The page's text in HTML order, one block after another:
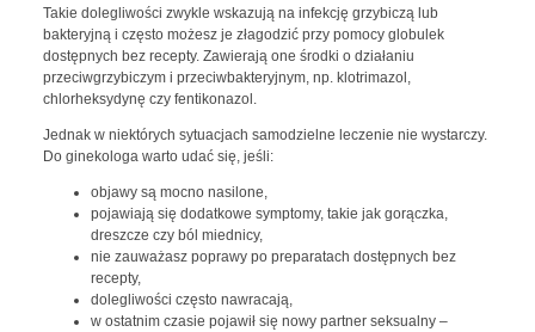
Takie dolegliwości zwykle wskazują na infekcję grzybiczą lub
bakteryjną i często możesz je złagodzić przy pomocy globulek
dostępnych bez recepty. Zawierają one środki o działaniu
przeciwgrzybiczym i przeciwbakteryjnym, np. klotrimazol,
chlorheksydynę czy fentikonazol.
Jednak w niektórych sytuacjach samodzielne leczenie nie wystarczy.
Do ginekologa warto udać się, jeśli:
objawy są mocno nasilone,
pojawiają się dodatkowe symptomy, takie jak gorączka,
dreszcze czy ból miednicy,
nie zauważasz poprawy po preparatach dostępnych bez
recepty,
dolegliwości często nawracają,
w ostatnim czasie pojawił się nowy partner seksualny –